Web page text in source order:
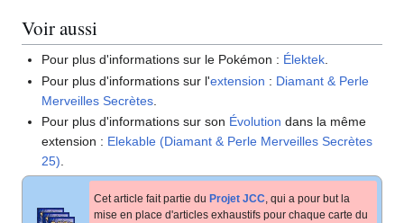
Voir aussi
Pour plus d'informations sur le Pokémon : Élektek.
Pour plus d'informations sur l'extension : Diamant & Perle
Merveilles Secrètes
Pour plus d'informations sur son Évolution dans la même
extension : Elekable (Diamant & Perle Merveilles Secrètes
25)
Cet article fait partie du Projet JCC, qui a pour but la
mise en place d'articles exhaustifs pour chaque carte du